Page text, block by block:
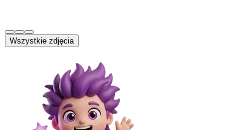
Wszystkie zdjęcia